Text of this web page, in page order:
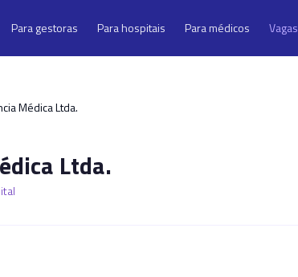
Para gestoras Para hospitais Para médicos Vagas
Médica Ltda.
Ltda.